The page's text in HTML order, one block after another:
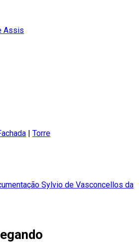
Assis
Torre
Sylvio de Vasconcellos da